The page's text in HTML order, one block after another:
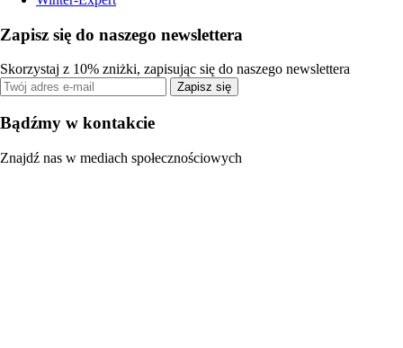
Zapisz się do naszego newslettera
Skorzystaj z 10% zniżki, zapisując się do naszego newslettera
Zapisz się
Bądźmy w kontakcie
Znajdź nas w mediach społecznościowych